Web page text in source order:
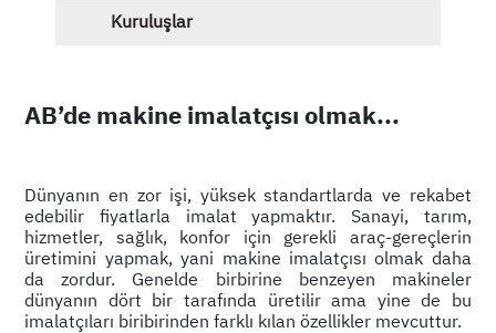
Kuruluşlar
AB’de makine imalatçısı olmak...
Dünyanın en zor işi, yüksek standartlarda ve rekabet
edebilir fiyatlarla imalat yapmaktır. Sanayi, tarım,
hizmetler, sağlık, konfor için gerekli araç-gereçlerin
üretimini yapmak, yani makine imalatçısı olmak daha
da zordur. Genelde birbirine benzeyen makineler
dünyanın dört bir tarafında üretilir ama yine de bu
imalatçıları biribirinden farklı kılan özellikler mevcuttur.